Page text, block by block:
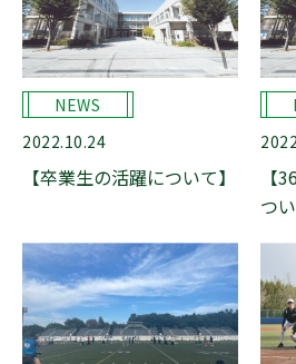
NEWS
2022.10.24
【卒業生の活躍について】
【
つい